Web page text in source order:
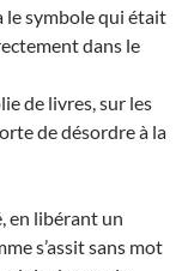
le symbole qui était
dans le
de livres, sur les
de désordre à la
en libérant un
s’assit sans mot